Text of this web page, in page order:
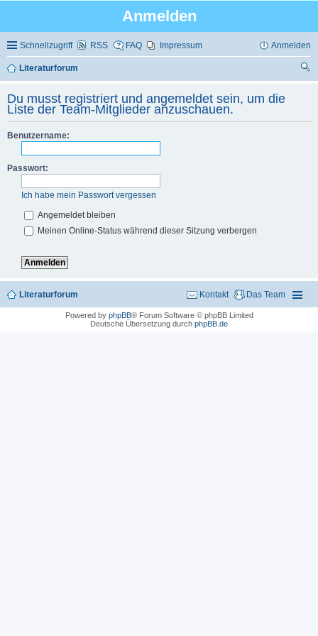
Anmelden
Schnellzugriff RSS FAQ Impressum Anmelden
Literaturforum
Du musst registriert und angemeldet sein, um die
Liste der Team-Mitglieder anzuschauen.
Benutzername:
Passwort:
Ich habe mein Passwort vergessen
Angemeldet bleiben
Meinen Online-Status während dieser Sitzung verbergen
Literaturforum Das Team
Kontakt
Powered by phpBB® Forum Software © phpBB Limited
Deutsche Übersetzung durch phpBB.de